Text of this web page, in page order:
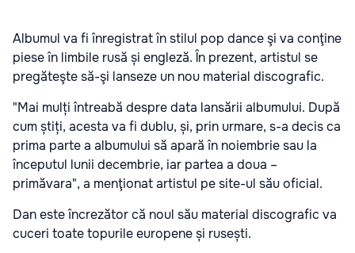
Albumul va fi înregistrat în stilul pop dance şi va conţine
piese în limbile rusă și engleză. În prezent, artistul se
pregăteşte să-şi lanseze un nou material discografic.
"Mai mulți întreabă despre data lansării albumului. După
cum știți, acesta va fi dublu, și, prin urmare, s-a decis ca
prima parte a albumului să apară în noiembrie sau la
începutul lunii decembrie, iar partea a doua –
primăvara", a menţionat artistul pe site-ul său oficial.
Dan este încrezător că noul său material discografic va
cuceri toate topurile europene și rusești.